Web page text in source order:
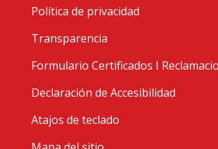
Política de privacidad
Transparencia
Formulario Certificados I
Declaración de Accesibilidad
Atajos de teclado